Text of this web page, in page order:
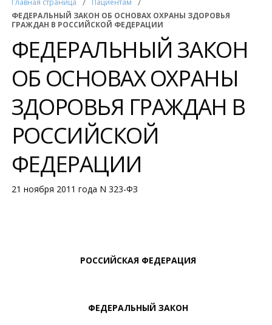
Главная страница / Пациентам /
ФЕДЕРАЛЬНЫЙ ЗАКОН ОБ ОСНОВАХ ОХРАНЫ ЗДОРОВЬЯ
ГРАЖДАН В РОССИЙСКОЙ ФЕДЕРАЦИИ
ФЕДЕРАЛЬНЫЙ ЗАКОН
ОБ ОСНОВАХ ОХРАНЫ
ЗДОРОВЬЯ ГРАЖДАН В
РОССИЙСКОЙ
ФЕДЕРАЦИИ
21 ноября 2011 года N 323-ФЗ
РОССИЙСКАЯ ФЕДЕРАЦИЯ
ФЕДЕРАЛЬНЫЙ ЗАКОН